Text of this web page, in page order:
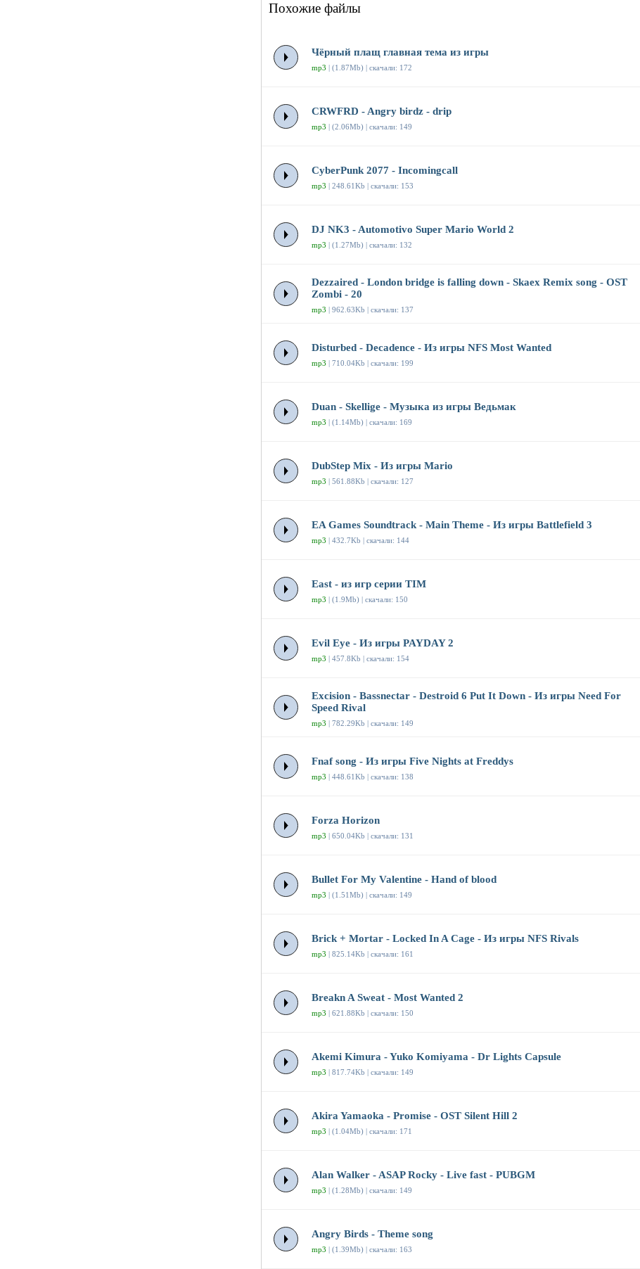
Похожие файлы
Чёрный плащ главная тема из игры
mp3 | (1.87Mb) | скачали: 172
CRWFRD - Angry birdz - drip
mp3 | (2.06Mb) | скачали: 149
CyberPunk 2077 - Incomingcall
mp3 | 248.61Kb | скачали: 153
DJ NK3 - Automotivo Super Mario World 2
mp3 | (1.27Mb) | скачали: 132
Dezzaired - London bridge is falling down - Skaex Remix song - OST
Zombi - 20
mp3 | 962.63Kb | скачали: 137
Disturbed - Decadence - Из игры NFS Most Wanted
mp3 | 710.04Kb | скачали: 199
Duan - Skellige - Музыка из игры Ведьмак
mp3 | (1.14Mb) | скачали: 169
DubStep Mix - Из игры Mario
mp3 | 561.88Kb | скачали: 127
EA Games Soundtrack - Main Theme - Из игры Battlefield 3
mp3 | 432.7Kb | скачали: 144
East - из игр серии TIM
mp3 | (1.9Mb) | скачали: 150
Evil Eye - Из игры PAYDAY 2
mp3 | 457.8Kb | скачали: 154
Excision - Bassnectar - Destroid 6 Put It Down - Из игры Need For
Speed Rival
mp3 | 782.29Kb | скачали: 149
Fnaf song - Из игры Five Nights at Freddys
mp3 | 448.61Kb | скачали: 138
Forza Horizon
mp3 | 650.04Kb | скачали: 131
Bullet For My Valentine - Hand of blood
mp3 | (1.51Mb) | скачали: 149
Brick + Mortar - Locked In A Cage - Из игры NFS Rivals
mp3 | 825.14Kb | скачали: 161
Breakn A Sweat - Most Wanted 2
mp3 | 621.88Kb | скачали: 150
Akemi Kimura - Yuko Komiyama - Dr Lights Capsule
mp3 | 817.74Kb | скачали: 149
Akira Yamaoka - Promise - OST Silent Hill 2
mp3 | (1.04Mb) | скачали: 171
Alan Walker - ASAP Rocky - Live fast - PUBGM
mp3 | (1.28Mb) | скачали: 149
Angry Birds - Theme song
mp3 | (1.39Mb) | скачали: 163